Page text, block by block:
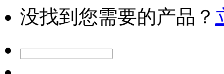
没找到您需要的产品？